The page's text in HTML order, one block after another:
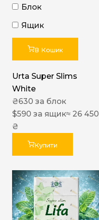
Блок
Ящик
В Кошик
Urta Super Slims
White
₴630 за блок
$590 за ящик≈ 26 450
₴
Купити